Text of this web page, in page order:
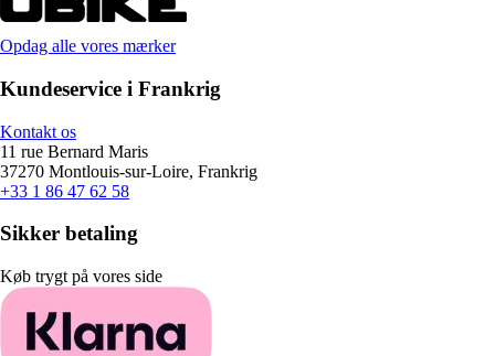
Opdag alle vores mærker
Kundeservice i Frankrig
Kontakt os
11 rue Bernard Maris
37270 Montlouis-sur-Loire, Frankrig
+33 1 86 47 62 58
Sikker betaling
Køb trygt på vores side